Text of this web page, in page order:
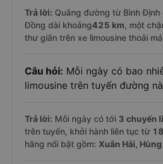
Trả lời: Quãng đường từ Bình Định
Đồng dài khoảng425 km, một
thư giãn trên xe limousine thoải
Câu hỏi: Mỗi ngày có bao
limousine trên tuyến đường
Trả lời: Mỗi ngày có tới 3 chuyến
trên tuyến, khởi hành liên tục từ
hãng nổi bật gồm: Xuân Hải, Hùng